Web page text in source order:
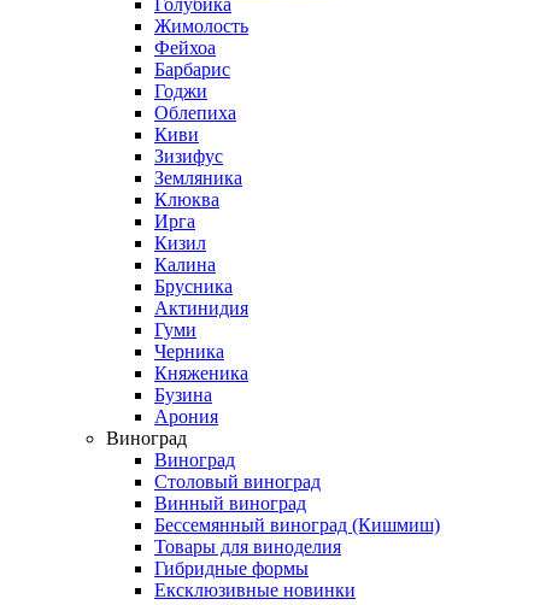
Голубика
Жимолость
Фейхоа
Барбарис
Годжи
Облепиха
Киви
Зизифус
Земляника
Клюква
Ирга
Кизил
Калина
Брусника
Актинидия
Гуми
Черника
Княженика
Бузина
Арония
Виноград
Виноград
Столовый виноград
Винный виноград
Бессемянный виноград (Кишмиш)
Товары для виноделия
Гибридные формы
Ексклюзивные новинки